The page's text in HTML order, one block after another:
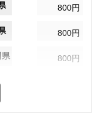
800円
800円
県 800円